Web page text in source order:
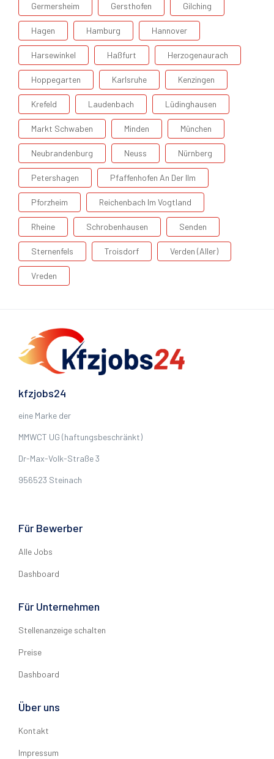
Germersheim Gersthofen Gilching
Hagen Hamburg Hannover
Harsewinkel Haßfurt Herzogenaurach
Hoppegarten Karlsruhe Kenzingen
Krefeld Laudenbach Lüdinghausen
Markt Schwaben Minden München
Neubrandenburg Neuss Nürnberg
Petershagen Pfaffenhofen An Der Ilm
Pforzheim Reichenbach Im Vogtland
Rheine Schrobenhausen Senden
Sternenfels Troisdorf Verden (Aller)
Vreden
kfzjobs24
eine Marke der
MMWCT UG (haftungsbeschränkt)
Dr-Max-Volk-Straße 3
956523 Steinach
Für Bewerber
Alle Jobs
Dashboard
Für Unternehmen
Stellenanzeige schalten
Preise
Dashboard
Über uns
Kontakt
Impressum